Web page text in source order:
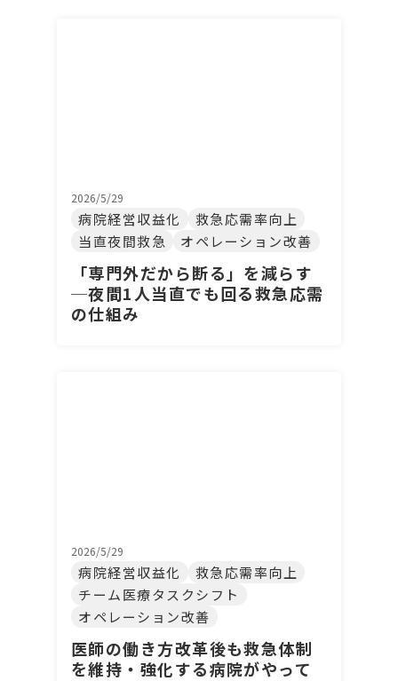
2026/5/29
病院経営収益化
救急応需率向上
当直夜間救急
オペレーション改善
「専門外だから断る」を減らす
─夜間1人当直でも回る救急応需
の仕組み
2026/5/29
病院経営収益化
救急応需率向上
チーム医療タスクシフト
オペレーション改善
医師の働き方改革後も救急体制
を維持・強化する病院がやって